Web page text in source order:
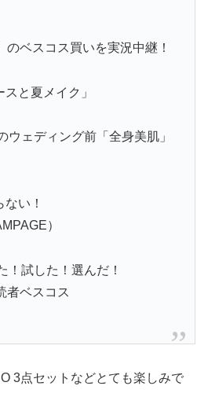
のベスコス買いを実況中継！
と夏メイク」
ウェディング前「全身美肌」
い！
）
！試した！選んだ！
者ベスコス
3点セットなどとても楽しみで